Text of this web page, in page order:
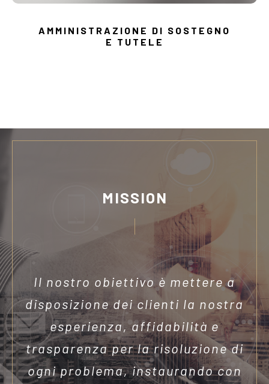
AMMINISTRAZIONE DI SOSTEGNO
E TUTELE
MISSION
Il nostro obiettivo è mettere a
disposizione dei clienti la nostra
esperienza, affidabilità e
trasparenza per la risoluzione di
ogni problema, instaurando con